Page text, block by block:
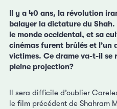
Il y a 40 ans, la révolution
balayer la dictature du
le monde occidental, et sa
cinémas furent brûlés et l’un
victimes. Ce drame va-t-il se
pleine projection?
Il sera difficile d’oublier
le film précédent de Shahram